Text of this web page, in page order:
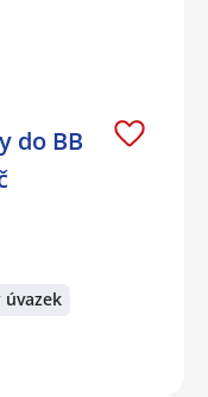
do BB
úvazek